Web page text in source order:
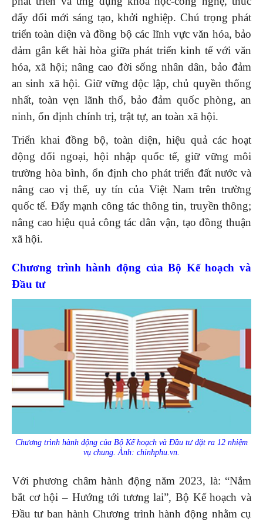
đẩy đổi mới sáng tạo, khởi nghiệp. Chú trọng phát
triển toàn diện và đồng bộ các lĩnh vực văn hóa, bảo
đảm gắn kết hài hòa giữa phát triển kinh tế với văn
hóa, xã hội; nâng cao đời sống nhân dân, bảo đảm
an sinh xã hội. Giữ vững độc lập, chủ quyền thống
nhất, toàn vẹn lãnh thổ, bảo đảm quốc phòng, an
ninh, ổn định chính trị, trật tự, an toàn xã hội.
Triển khai đồng bộ, toàn diện, hiệu quả các hoạt
động đối ngoại, hội nhập quốc tế, giữ vững môi
trường hòa bình, ổn định cho phát triển đất nước và
nâng cao vị thế, uy tín của Việt Nam trên trường
quốc tế. Đẩy mạnh công tác thông tin, truyền thông;
nâng cao hiệu quả công tác dân vận, tạo đồng thuận
xã hội.
Chương trình hành động của Bộ Kế hoạch và
Đầu tư
Chương trình hành động của Bộ Kế hoạch và Đầu tư đặt ra 12 nhiệm
vụ chung. Ảnh: chinhphu.vn.
Với phương châm hành động năm 2023, là: “Nắm
bắt cơ hội – Hướng tới tương lai”, Bộ Kế hoạch và
Đầu tư ban hành Chương trình hành động nhằm cụ